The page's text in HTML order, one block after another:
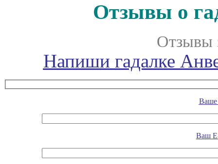
Отзывы о
Отзывы
Напиши гадалке
Ваше
Ваш